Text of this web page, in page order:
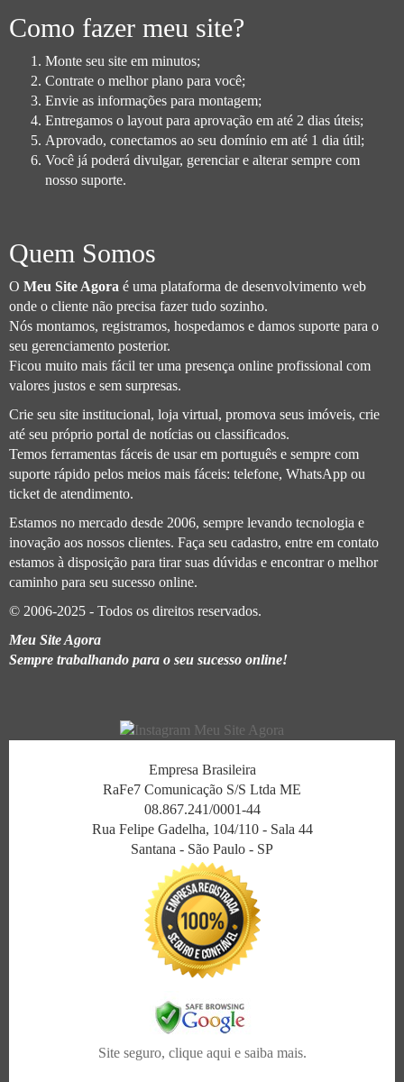
Como fazer meu site?
Monte seu site em minutos;
Contrate o melhor plano para você;
Envie as informações para montagem;
Entregamos o layout para aprovação em até 2 dias úteis;
Aprovado, conectamos ao seu domínio em até 1 dia útil;
Você já poderá divulgar, gerenciar e alterar sempre com
nosso suporte.
Quem Somos
O Meu Site Agora é uma plataforma de desenvolvimento web
onde o cliente não precisa fazer tudo sozinho.
Nós montamos, registramos, hospedamos e damos suporte para o
seu gerenciamento posterior.
Ficou muito mais fácil ter uma presença online profissional com
valores justos e sem surpresas.
Crie seu site institucional, loja virtual, promova seus imóveis, crie
até seu próprio portal de notícias ou classificados.
Temos ferramentas fáceis de usar em português e sempre com
suporte rápido pelos meios mais fáceis: telefone, WhatsApp ou
ticket de atendimento.
Estamos no mercado desde 2006, sempre levando tecnologia e
inovação aos nossos clientes. Faça seu cadastro, entre em contato
estamos à disposição para tirar suas dúvidas e encontrar o melhor
caminho para seu sucesso online.
© 2006-2025 - Todos os direitos reservados.
Meu Site Agora
Sempre trabalhando para o seu sucesso online!
Empresa Brasileira
RaFe7 Comunicação S/S Ltda ME
08.867.241/0001-44
Rua Felipe Gadelha, 104/110 - Sala 44
Santana - São Paulo - SP
Site seguro, clique aqui e saiba mais.